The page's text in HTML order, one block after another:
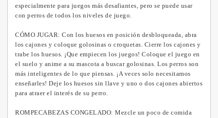
especialmente para juegos más desafiantes, pero se puede usar
con perros de todos los niveles de juego.
CÓMO JUGAR: Con los huesos en posición desbloqueada, abra
los cajones y coloque golosinas o croquetas. Cierre los cajones y
trabe los huesos. ¡Que empiecen los juegos! Coloque el juego en
el suelo y anime a su mascota a buscar golosinas. Los perros son
más inteligentes de lo que piensas. ¡A veces solo necesitamos
enseñarles! Deje los huesos sin llave y uno o dos cajones abiertos
para atraer el interés de su perro.
ROMPECABEZAS CONGELADO: Mezcle un poco de comida